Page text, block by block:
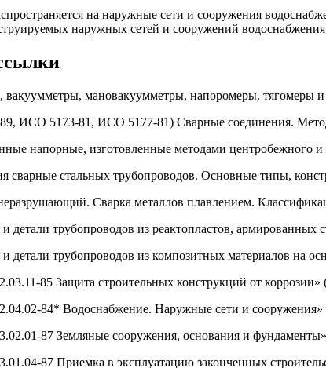
на наружные сети и сооружения
наружных сетей и сооружений
мановакуумметры, напоромеры, тягомеры
ИСО 5173-81, ИСО 5177-81) Сварные соединения.
напорные, изготовленные методами центробежного и
сварные стальных трубопроводов. Основные типы,
Сварка металлов плавлением.
трубопроводов из реактопластов, армированных
трубопроводов из композитных материалов на
85 Защита строительных конструкций от
84* Водоснабжение. Наружные сети и
87 Земляные сооружения, основания и
87 Приемка в эксплуатацию законченных